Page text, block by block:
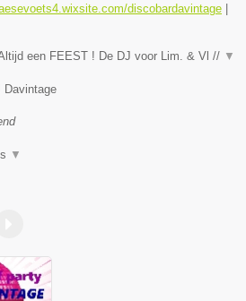
discobardavintage |
een FEEST ! De DJ voor Lim. & Vl // ▼
Davintage
▼